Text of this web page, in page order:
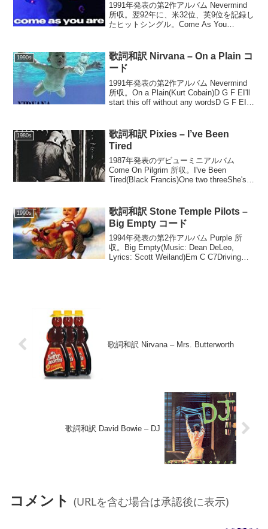
1991年発表の第2作アルバム Nevermind
所収。翌92年に、米32位、英9位を記録し
たヒットシングル。Come As You
1990s
歌詞和訳 Nirvana – On a Plain コ
ード
1991年発表の第2作アルバム Nevermind
所収。On a Plain(Kurt Cobain)D G F EI'll
start this off without any wordsD G F EI
1980s
歌詞和訳 Pixies – I’ve Been
Tired
1987年発表のデビューミニアルバム
Come On Pilgrim 所収。I've Been
Tired(Black Francis)One two threeShe's a
1990s
歌詞和訳 Stone Temple Pilots –
Big Empty コード
1994年発表の第2作アルバム Purple 所
収。Big Empty(Music: Dean DeLeo,
Lyrics: Scott Weiland)Em C C7Driving
歌詞和訳 Nirvana – Mrs. Butterworth
歌詞和訳 David Bowie – DJ
コメント (URLを含む場合は承認後に表示)